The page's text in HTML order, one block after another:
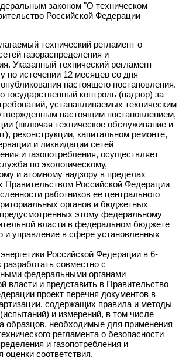
законом "О техническом
Российской Федерации
технический регламент о
газораспределения и
Указанный технический регламент
по истечении 12 месяцев со дня
настоящего постановления.
государственный контроль (надзор) за
устанавливаемых техническим
настоящим постановлением,
(включая техническое обслуживание и
реконструкции, капитальном ремонте,
и ликвидации сетей
и газопотребления, осуществляет
по экологическому,
и атомному надзору в пределах
Правительством Российской Федерации
работников ее центрального
органов и бюджетных
предусмотренных этому федеральному
власти в федеральном бюджете
и управление в сфере установленных
Российской Федерации в 6-
совместно с
федеральными органами
власти и представить в Правительство
проект перечня документов в
содержащих правила и методы
и измерений, в том числе
образцов, необходимые для применения
регламента о безопасности
и газопотребления и
оценки соответствия.